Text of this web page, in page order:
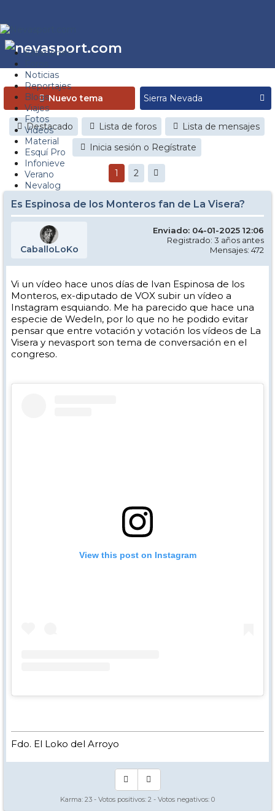
Estaciones
Noticias
Reportajes
Blogs
Viajes
Fotos
Videos
Material
Esquí Pro
Infonieve
Verano
Nevalog
Nuevo tema
Destacado Lista de foros
Lista de mensajes
Inicia sesión o Regístrate
1 2
Es Espinosa de los Monteros fan de La Visera?
CaballoLoKo
Enviado: 04-01-2025 12:06
Registrado: 3 años antes
Mensajes: 472
Vi un vídeo hace unos días de Ivan Espinosa de los
Monteros, ex-diputado de VOX subir un vídeo a
Instagram esquiando. Me ha parecido que hace una
especie de Wedeln, por lo que no he podido evitar
pensar que entre votación y votación los vídeos de La
Visera y nevasport son tema de conversación en el
congreso.
View this post on Instagram
Fdo. El Loko del Arroyo
Karma: 23 - Votos positivos: 2 - Votos negativos: 0